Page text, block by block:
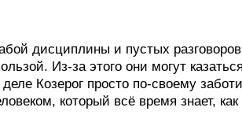
дисциплины и пустых
Из-за этого они могут
Козерог просто по-своему
который всё время знает,